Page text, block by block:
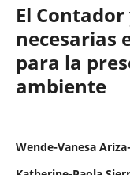
El
necesarias
para la
ambiente
Wende-Vanesa